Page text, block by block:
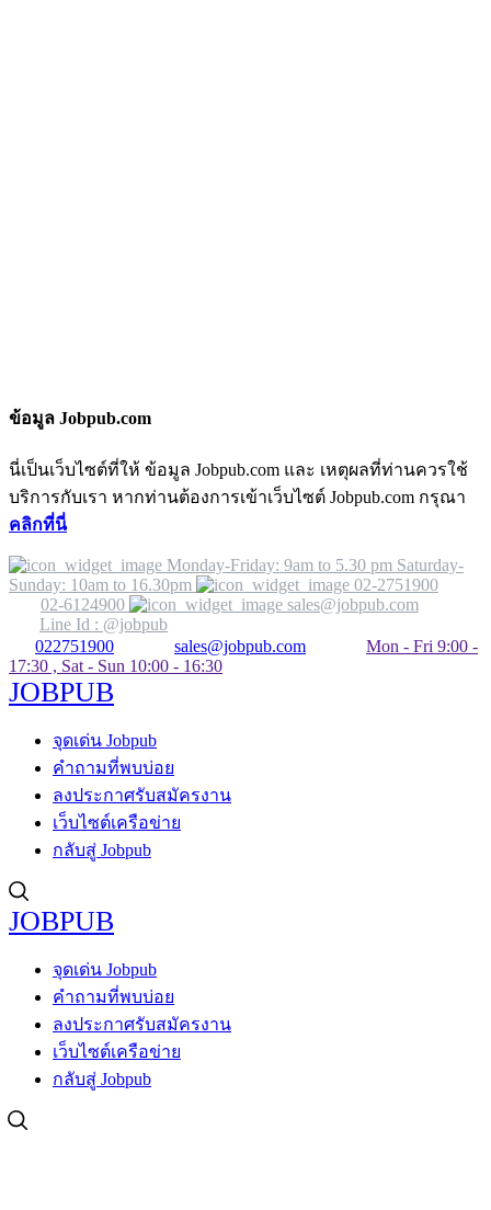
ข้อมูล Jobpub.com
นี่เป็นเว็บไซต์ที่ให้ ข้อมูล Jobpub.com และ เหตุผลที่ท่านควรใช้
บริการกับเรา หากท่านต้องการเข้าเว็บไซต์ Jobpub.com กรุณา
คลิกที่นี่
Monday-Friday: 9am to 5.30 pm Saturday-
Sunday: 10am to 16.30pm
02-2751900
02-6124900
sales@jobpub.com
Line Id : @jobpub
022751900
sales@jobpub.com
Mon - Fri 9:00 -
17:30 , Sat - Sun 10:00 - 16:30
JOBPUB
จุดเด่น Jobpub
คำถามที่พบบ่อย
ลงประกาศรับสมัครงาน
เว็บไซต์เครือข่าย
กลับสู่ Jobpub
JOBPUB
จุดเด่น Jobpub
คำถามที่พบบ่อย
ลงประกาศรับสมัครงาน
เว็บไซต์เครือข่าย
กลับสู่ Jobpub